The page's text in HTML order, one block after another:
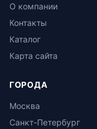
О компании
Контакты
Каталог
Карта сайта
ГОРОДА
Москва
Санкт-Петербург